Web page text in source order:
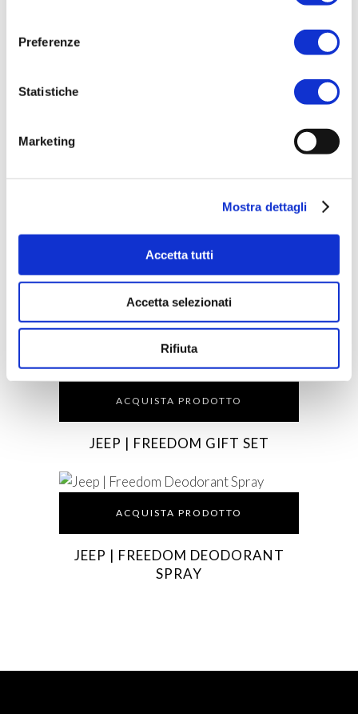
Preferenze
Statistiche
Marketing
Mostra dettagli
Accetta tutti
Accetta selezionati
Rifiuta
DUCATI | ICE EAU DE TOILETTE
TOILETTE
ACQUISTA PRODOTTO
JEEP | FREEDOM GIFT SET
ACQUISTA PRODOTTO
JEEP | FREEDOM DEODORANT
SPRAY